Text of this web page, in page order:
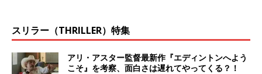
スリラー（THRILLER）特集
アリ・アスター監督最新作『エディントンへよう
こそ』を考察、面白さは遅れてやってくる？！